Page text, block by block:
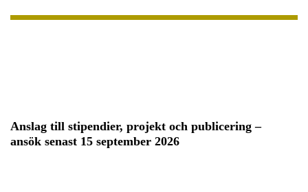
Anslag till stipendier, projekt och publicering –
ansök senast 15 september 2026